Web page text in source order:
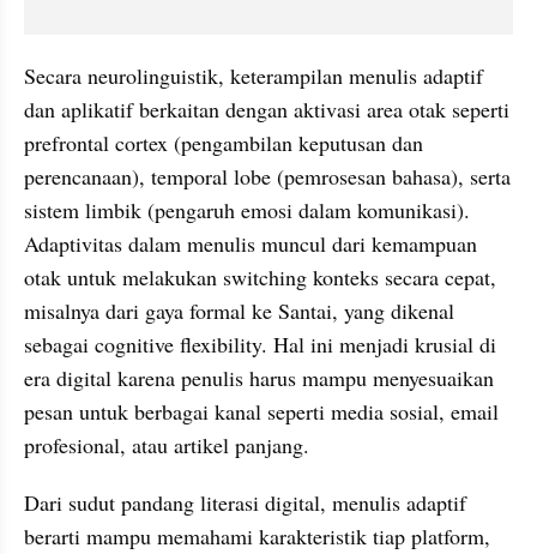
Secara neurolinguistik, keterampilan menulis adaptif
dan aplikatif berkaitan dengan aktivasi area otak seperti
prefrontal cortex (pengambilan keputusan dan
perencanaan), temporal lobe (pemrosesan bahasa), serta
sistem limbik (pengaruh emosi dalam komunikasi).
Adaptivitas dalam menulis muncul dari kemampuan
otak untuk melakukan switching konteks secara cepat,
misalnya dari gaya formal ke Santai, yang dikenal
sebagai cognitive flexibility. Hal ini menjadi krusial di
era digital karena penulis harus mampu menyesuaikan
pesan untuk berbagai kanal seperti media sosial, email
profesional, atau artikel panjang.
Dari sudut pandang literasi digital, menulis adaptif
berarti mampu memahami karakteristik tiap platform,